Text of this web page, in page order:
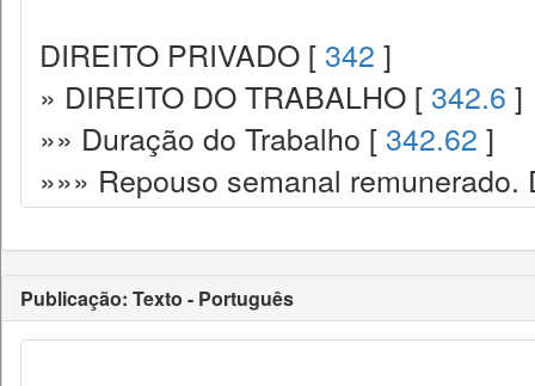
DIREITO PRIVADO [ 342 ]
» DIREITO DO TRABALHO [ 342.6 ]
»» Duração do Trabalho [ 342.62 ]
»»» Repouso semanal
Publicação: Texto - Português